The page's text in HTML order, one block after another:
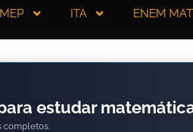
ITA ENEM
estudar
completos.